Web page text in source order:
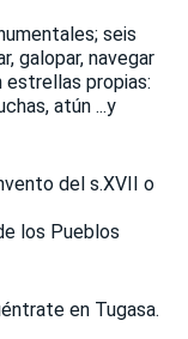
seis
galopar, navegar
estrellas propias:
atún ...y
del s.XVII o
los Pueblos
en Tugasa.